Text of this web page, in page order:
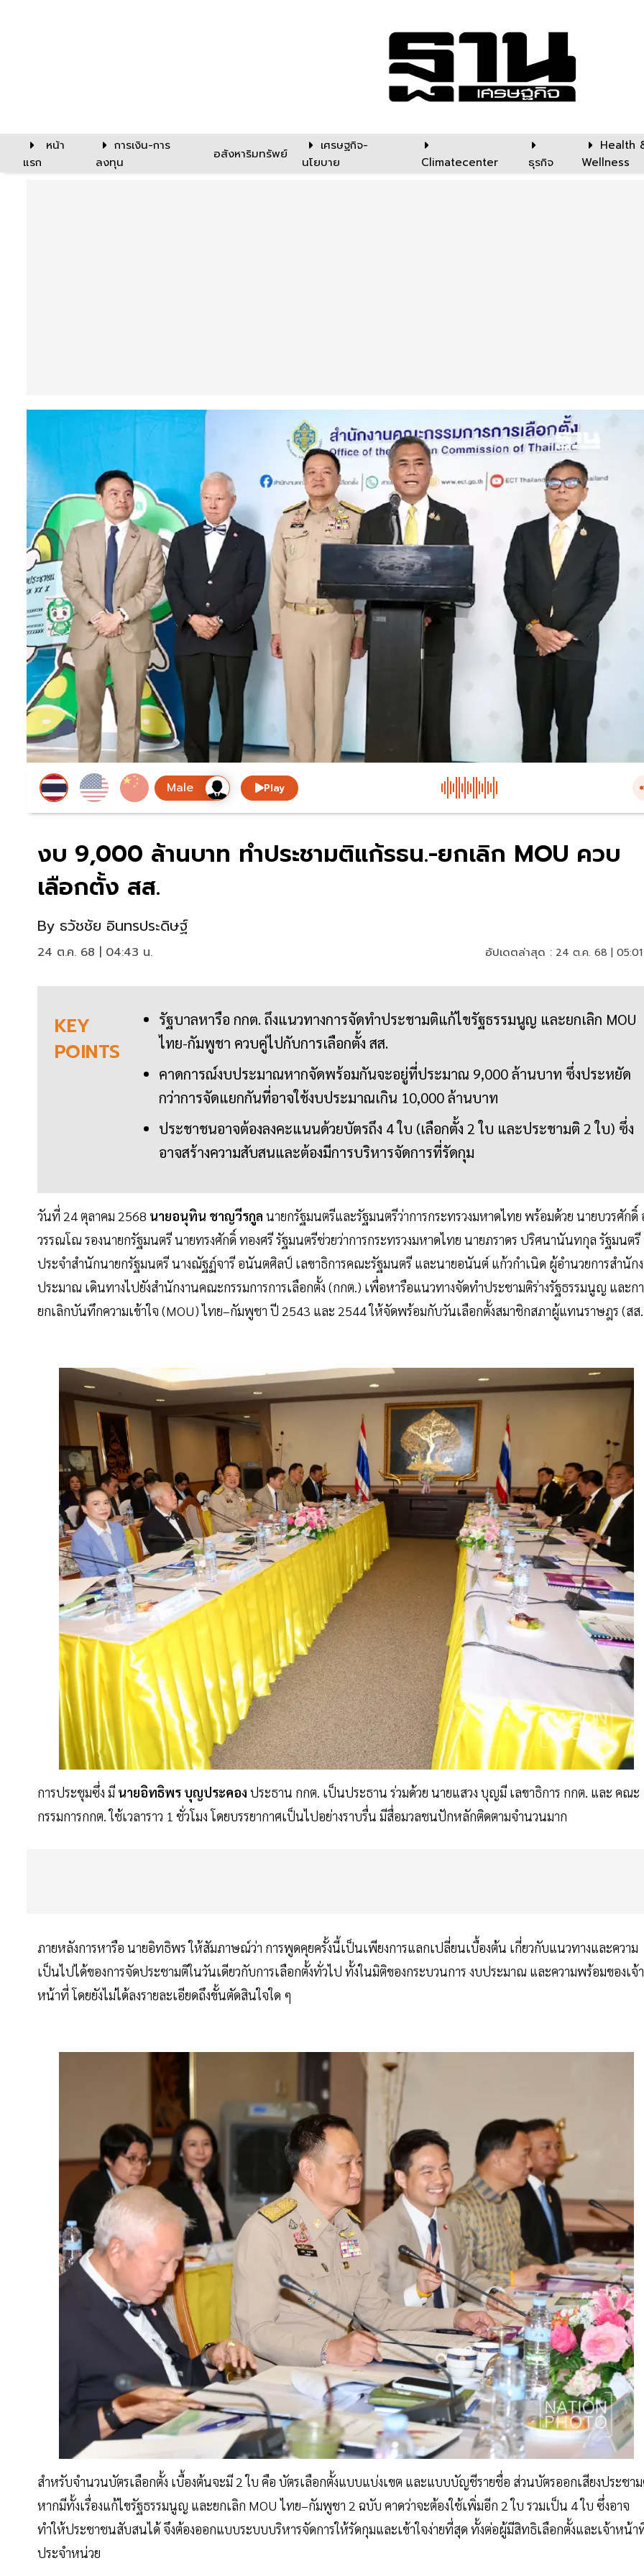
หน้า
แรก
การเงิน-การ
ลงทุน
อสังหาริมทรัพย์
เศรษฐกิจ-
นโยบาย
Climatecenter ธุรกิจ
Health
Wellness
Play
งบ 9,000 ล้านบาท ทำประชามติแก้รธน.-ยกเลิก MOU ควบ
เลือกตั้ง สส.
By ธวัชชัย อินทรประดิษฐ์
24 ต.ค. 68 | 04:43 น. อัปเดตล่าสุด : 24 ต.ค. 68 |
KEY
POINTS
รัฐบาลหารือ กกต. ถึงแนวทางการจัดทำประชามติแก้ไขรัฐธรรมนูญ และยกเลิก MOU
ไทย-กัมพูชา ควบคู่ไปกับการเลือกตั้ง สส.
คาดการณ์งบประมาณหากจัดพร้อมกันจะอยู่ที่ประมาณ 9,000 ล้านบาท ซึ่งประหยัด
กว่าการจัดแยกกันที่อาจใช้งบประมาณเกิน 10,000 ล้านบาท
ประชาชนอาจต้องลงคะแนนด้วยบัตรถึง 4 ใบ (เลือกตั้ง 2 ใบ และประชามติ 2 ใบ) ซึ่ง
อาจสร้างความสับสนและต้องมีการบริหารจัดการที่รัดกุม
วันที่ 24 ตุลาคม 2568 นายอนุทิน ชาญวีรกูล นายกรัฐมนตรีและรัฐมนตรีว่าการกระทรวงมหาดไทย พร้อมด้วย นายบวรศักดิ์
วรรณโณ รองนายกรัฐมนตรี นายทรงศักดิ์ ทองศรีรัฐมนตรีช่วยว่าการกระทรวงมหาดไทย นายภราดร ปริศนานันทกุล รัฐมนตรี
ประจำสำนักนายกรัฐมนตรี นางณัฐฏ์จารี อนันตศิลป์ เลขาธิการคณะรัฐมนตรี และนายอนันต์ แก้วกำเนิด ผู้อำนวยการสำนัก
ประมาณ เดินทางไปยังสำนักงานคณะกรรมการการเลือกตั้ง (กกต.) เพื่อหารือแนวทางจัดทำประชามติร่างรัฐธรรมนูญ และก
ยกเลิกบันทึกความเข้าใจ (MOU) ไทย–กัมพูชา ปี 2543 และ 2544 ให้จัดพร้อมกับวันเลือกตั้งสมาชิกสภาผู้แทนราษฎร (ส
การประชุมซึ่ง มี นายอิทธิพร บุญประคอง ประธาน กกต. เป็นประธาน ร่วมด้วย นายแสวง บุญมี เลขาธิการ กกต. และ คณะ
กรรมการกกต. ใช้เวลาราว 1 ชั่วโมง โดยบรรยากาศเป็นไปอย่างราบรื่น มีสื่อมวลชนปักหลักติดตามจำนวนมาก
ภายหลังการหารือ นายอิทธิพร ให้สัมภาษณ์ว่า การพูดคุยครั้งนี้เป็นเพียงการแลกเปลี่ยนเบื้องต้น เกี่ยวกับแนวทางและความ
เป็นไปได้ของการจัดประชามติในวันเดียวกับการเลือกตั้งทั่วไป ทั้งในมิติของกระบวนการ งบประมาณ และความพร้อมของเจ้า
หน้าที่ โดยยังไม่ได้ลงรายละเอียดถึงขั้นตัดสินใจใด ๆ
สำหรับจำนวนบัตรเลือกตั้ง เบื้องต้นจะมี 2 ใบ คือ บัตรเลือกตั้งแบบแบ่งเขต และแบบบัญชีรายชื่อ ส่วนบัตรออกเสียงประชา
หากมีทั้งเรื่องแก้ไขรัฐธรรมนูญ และยกเลิก MOU ไทย–กัมพูชา 2 ฉบับ คาดว่าจะต้องใช้เพิ่มอีก 2 ใบ รวมเป็น 4 ใบ ซึ่งอาจ
ทำให้ประชาชนสับสนได้ จึงต้องออกแบบระบบบริหารจัดการให้รัดกุมและเข้าใจง่ายที่สุด ทั้งต่อผู้มีสิทธิเลือกตั้งและเจ้าหน้า
ประจำหน่วย